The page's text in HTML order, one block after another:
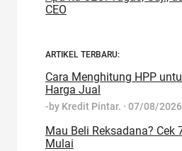
CEO
ARTIKEL TERBARU:
Cara Menghitung HPP
Harga Jual
-by Kredit Pintar. · 07/08/2026
Mau Beli Reksadana? Cek
Mulai